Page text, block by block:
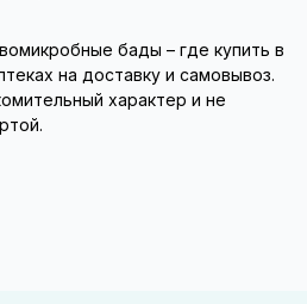
бады – где купить в
на доставку и самовывоз.
характер и не